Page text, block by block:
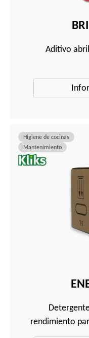
Aditivo
rendimiento
Higiene de cocinas
Mantenimiento